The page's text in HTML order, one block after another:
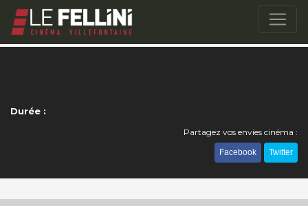
Durée :
Partagez vos envies cinéma :
Facebook Twitter